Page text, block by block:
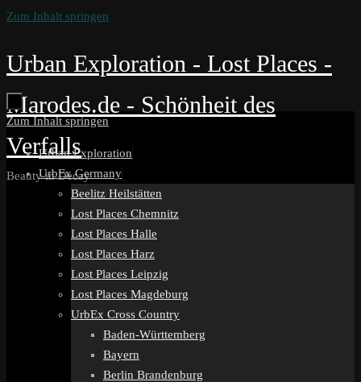
Zum Inhalt springen
Urban Exploration - Lost Places -
Marodes.de - Schönheit des
Verfalls
Beauty in Decay
Zum Inhalt springen
Urban Exploration
UrbEx Germany
Beelitz Heilstätten
Lost Places Chemnitz
Lost Places Halle
Lost Places Harz
Lost Places Leipzig
Lost Places Magdeburg
UrbEx Cross Country
Baden-Württemberg
Bayern
Berlin Brandenburg